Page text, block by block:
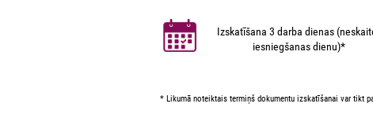
Izskatīšana 3 darba dienas
iesniegšanas dienu)*
* Likumā noteiktais termiņš dokumentu izskatīšanai var tikt